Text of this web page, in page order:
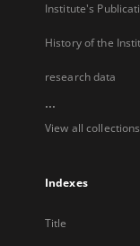
Institute's
History of the
research data
...
View all collections
Indexes
Title